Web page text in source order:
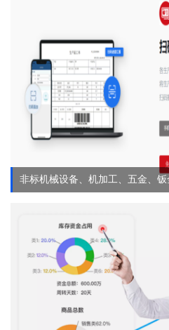
非标机械设备、机加工、五金、钣